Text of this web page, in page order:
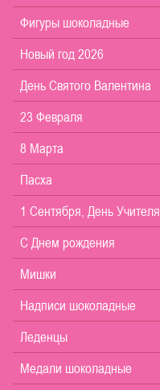
Фигуры шоколадные
Новый год 2026
День Святого Валентина
23 Февраля
8 Марта
Пасха
1 Сентября, День Учителя
С Днем рождения
Мишки
Надписи шоколадные
Леденцы
Медали шоколадные